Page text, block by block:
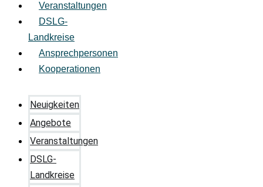
Veranstaltungen
DSLG-
Landkreise
Ansprechpersonen
Kooperationen
Neuigkeiten
Angebote
Veranstaltungen
DSLG-
Landkreise